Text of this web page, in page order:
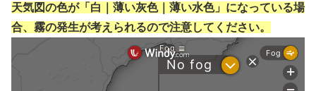
天気図の色が「白｜薄い灰色｜薄い水色」になっている場
合、霧の発生が考えられるので注意してください。